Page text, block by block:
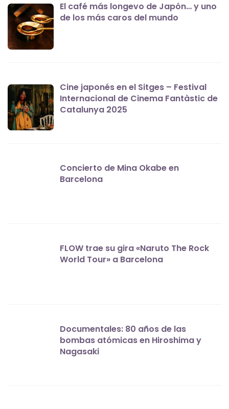
El café más longevo de Japón… y uno
de los más caros del mundo
Cine japonés en el Sitges – Festival
Internacional de Cinema Fantàstic de
Catalunya 2025
Concierto de Mina Okabe en
Barcelona
FLOW trae su gira «Naruto The Rock
World Tour» a Barcelona
Documentales: 80 años de las
bombas atómicas en Hiroshima y
Nagasaki